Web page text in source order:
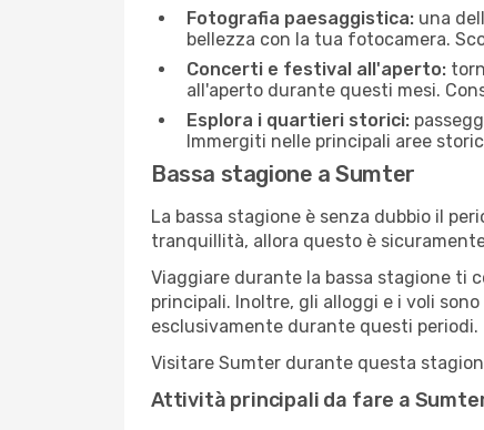
Fotografia paesaggistica: una
bellezza con la tua fotocamera.
Concerti e festival all'aperto:
all'aperto durante questi mesi.
Esplora i quartieri storici:
Immergiti nelle principali aree
Bassa stagione a Sumter
La bassa stagione è senza dubbio il
tranquillità, allora questo è
Viaggiare durante la bassa stagione ti
principali. Inoltre, gli alloggi e i voli
esclusivamente durante questi periodi.
Visitare Sumter durante questa
Attività principali da fare a